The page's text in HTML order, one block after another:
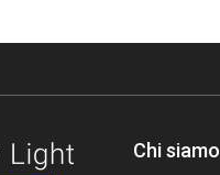
Chi siamo